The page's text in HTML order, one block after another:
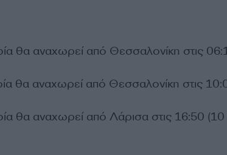
θα αναχωρεί από Θεσσαλονίκη στις
θα αναχωρεί από Θεσσαλονίκη στις
θα αναχωρεί από Λάρισα στις 16:50 (10